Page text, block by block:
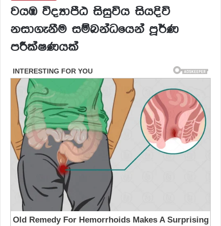
වයඹ විද්‍යාපීඨ සිසුවිය සියදිවි
නසාගැනීම සම්බන්ධයෙන් පූර්ණ
පරීක්ෂණයක්